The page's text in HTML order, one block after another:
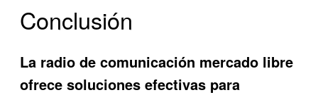
Conclusión
La radio de comunicación mercado libre
ofrece soluciones efectivas para